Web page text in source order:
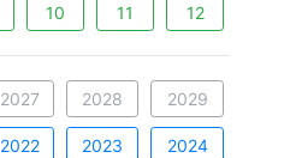
10 11 12
2027 2028 2029
2022 2023 2024